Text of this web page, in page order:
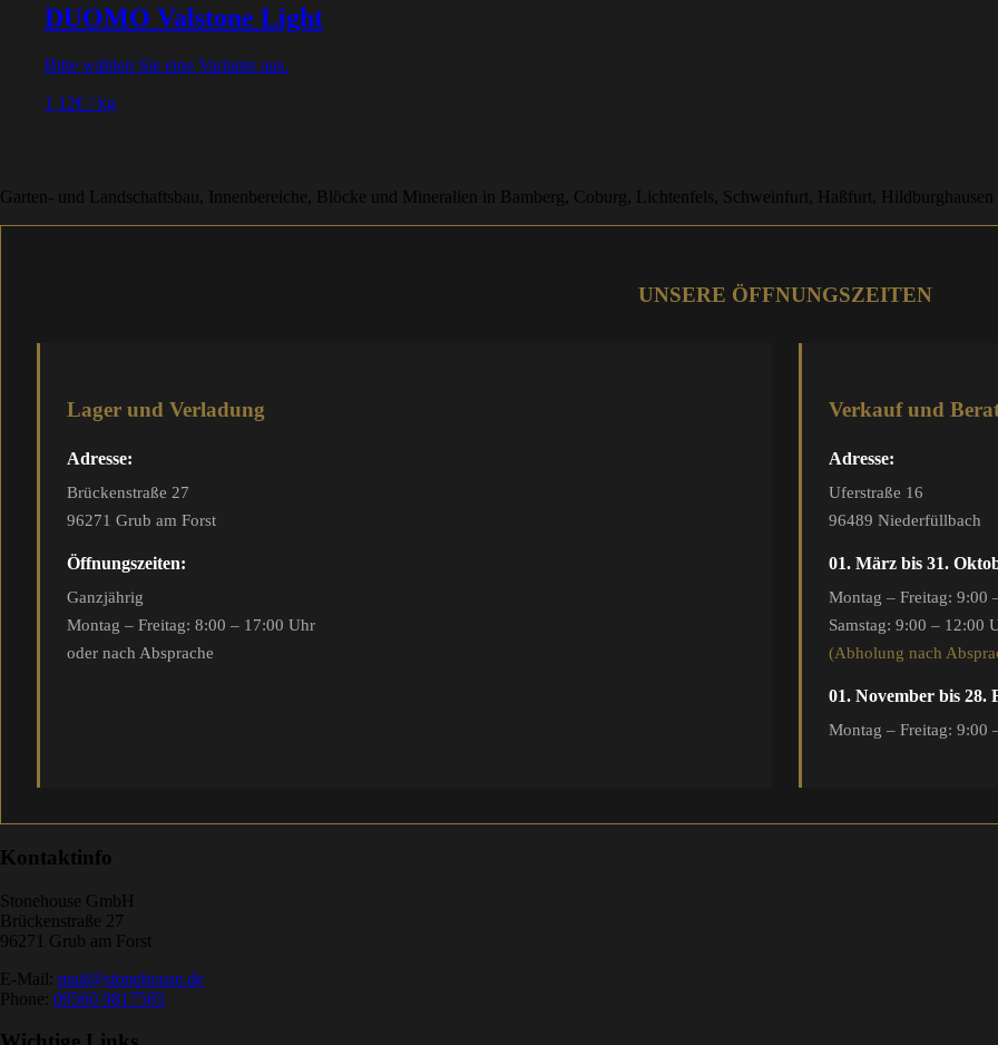
DUOMO Valstone Light
Bitte wählen Sie eine Variante aus.
1,12€ /kg
Garten- und Landschaftsbau, Innenbereiche, Blöcke und Mineralien in Bamberg, Coburg, Lichtenfels, Schweinfurt, Haßfurt,
UNSERE ÖFFNUNGSZEITEN
Lager und Verladung
Adresse:
Brückenstraße 27
96271 Grub am Forst
Öffnungszeiten:
Ganzjährig
Montag – Freitag: 8:00 – 17:00 Uhr
oder nach Absprache
Verkauf und
Adresse:
Uferstraße 16
96489 Niederfüllbach
01. März bis 31.
Montag – Freitag: 9:00
Samstag: 9:00 – 12:00
(Abholung nach
01. November bis 28.
Montag – Freitag: 9:00
Kontaktinfo
Stonehouse GmbH
Brückenstraße 27
96271 Grub am Forst
E-Mail: mail@stonehouse.de
Phone: 09560 9817585